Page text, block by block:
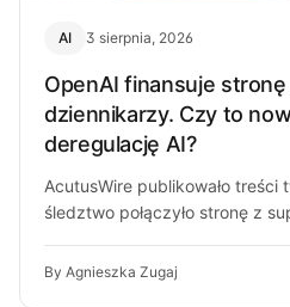
AI 3 sierpnia, 2026
OpenAI finansuje
dziennikarzy. Czy to
deregulację AI?
AcutusWire publikowało treści
śledztwo połączyło stronę z
By Agnieszka Zugaj